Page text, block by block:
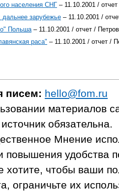
населения СНГ – 11.10.2001 /
дальнее зарубежье – 11.10.2001 /
Польша – 11.10.2001 / отчет /
раса" – 11.10.2001 / отчет /
писем: hello@fom.ru
материалов
обязательна.
Мнение
повышения удобства
хотите, чтобы ваши
ограничьте их